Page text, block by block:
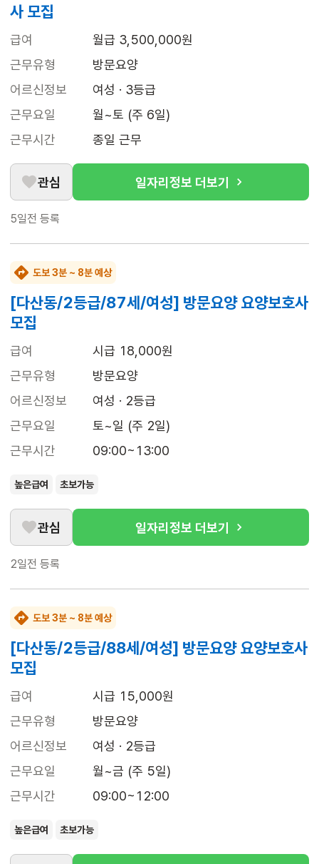
사 모집
급여
월급 3,500,000원
근무유형
방문요양
어르신정보
여성 · 3등급
근무요일
월~토 (주 6일)
근무시간
종일 근무
관심 일자리정보 더보기
5일전 등록
도보 3분 ~ 8분 예상
[다산동/2등급/87세/여성] 방문요양 요양보호사
모집
급여
시급 18,000원
근무유형
방문요양
어르신정보
여성 · 2등급
근무요일
토~일 (주 2일)
근무시간
09:00~13:00
높은급여 초보가능
관심 일자리정보 더보기
2일전 등록
도보 3분 ~ 8분 예상
[다산동/2등급/88세/여성] 방문요양 요양보호사
모집
급여
시급 15,000원
근무유형
방문요양
어르신정보
여성 · 2등급
근무요일
월~금 (주 5일)
근무시간
09:00~12:00
높은급여 초보가능